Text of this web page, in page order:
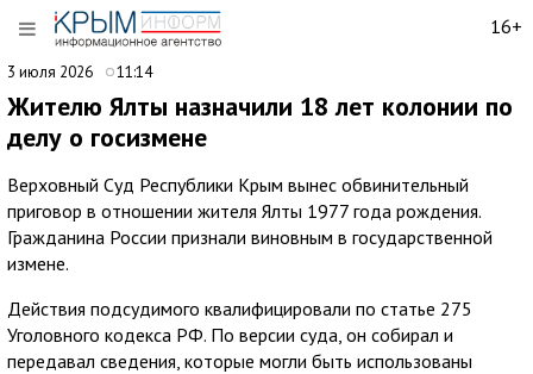
16+
3 июля 2026 11:14
Жителю Ялты назначили 18 лет колонии по
делу о госизмене
Верховный Суд Республики Крым вынес обвинительный
приговор в отношении жителя Ялты 1977 года рождения.
Гражданина России признали виновным в государственной
измене.
Действия подсудимого квалифицировали по статье 275
Уголовного кодекса РФ. По версии суда, он собирал и
передавал сведения, которые могли быть использованы